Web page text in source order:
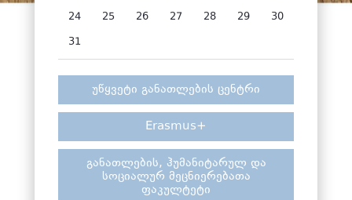
24 25 26 27 28 29 30
31
უწყვეტი განათლების ცენტრი
Erasmus+
განათლების, ჰუმანიტარულ და
სოციალურ მეცნიერებათა
ფაკულტეტი